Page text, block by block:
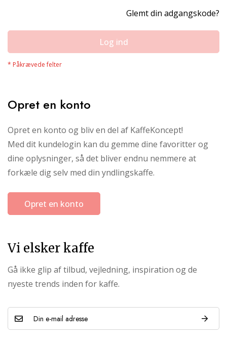
Log ind
Glemt din adgangskode?
Opret en konto
Opret en konto og bliv en del af KaffeKoncept!
Med dit kundelogin kan du gemme dine favoritter og
dine oplysninger, så det bliver endnu nemmere at
forkæle dig selv med din yndlingskaffe.
Opret en konto
Vi elsker kaffe
Gå ikke glip af tilbud, vejledning, inspiration og de
nyeste trends inden for kaffe.